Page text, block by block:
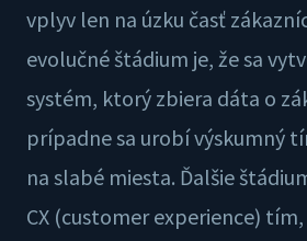
vplyv len na úzku časť
evolučné štádium je, že sa
systém, ktorý zbiera dáta o
prípadne sa urobí výskumný
na slabé miesta. Ďalšie
CX (customer experience)